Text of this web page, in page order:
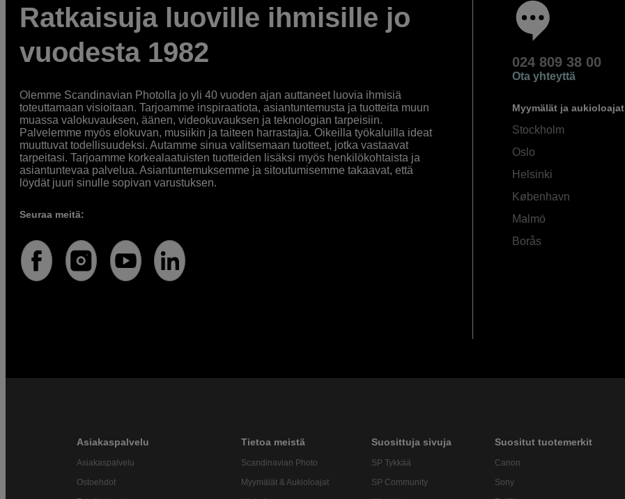
Ratkaisuja luoville ihmisille jo
vuodesta 1982
Olemme Scandinavian Photolla jo yli 40 vuoden ajan auttaneet luovia ihmisiä
toteuttamaan visioitaan. Tarjoamme inspiraatiota, asiantuntemusta ja tuotteita muun
muassa valokuvauksen, äänen, videokuvauksen ja teknologian tarpeisiin.
Palvelemme myös elokuvan, musiikin ja taiteen harrastajia. Oikeilla työkaluilla ideat
muuttuvat todellisuudeksi. Autamme sinua valitsemaan tuotteet, jotka vastaavat
tarpeitasi. Tarjoamme korkealaatuisten tuotteiden lisäksi myös henkilökohtaista ja
asiantuntevaa palvelua. Asiantuntemuksemme ja sitoutumisemme takaavat, että
löydät juuri sinulle sopivan varustuksen.
Seuraa meitä:
024 809 38 00
Ota yhteyttä
Myymälät ja aukioloajat
Stockholm
Oslo
Helsinki
København
Malmö
Borås
Asiakaspalvelu
Asiakaspalvelu
Ostoehdot
Tietoa meistä
Scandinavian Photo
Myymälät & Aukioloajat
Suosittuja sivuja
SP Tykkää
SP Community
Suositut tuotemerkit
Canon
Sony